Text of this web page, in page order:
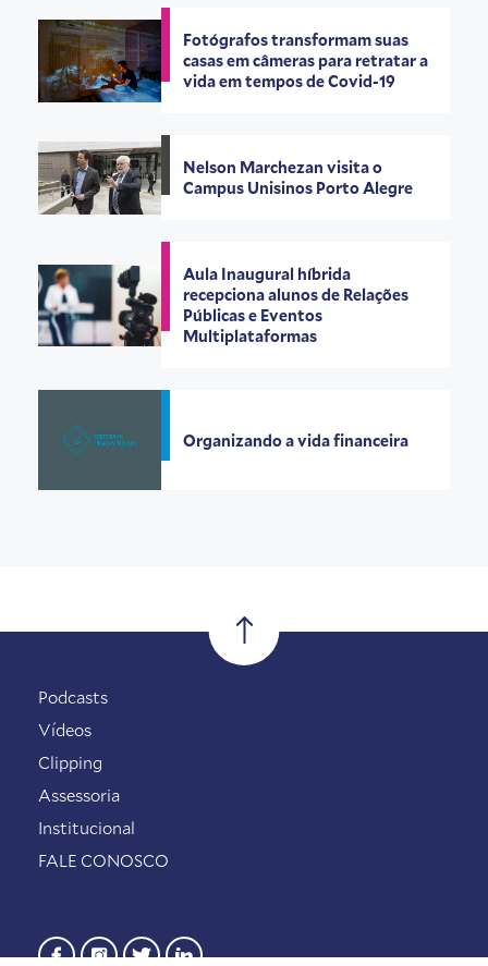
Fotógrafos transformam suas
casas em câmeras para retratar a
vida em tempos de Covid-19
Nelson Marchezan visita o
Campus Unisinos Porto Alegre
Aula Inaugural híbrida
recepciona alunos de Relações
Públicas e Eventos
Multiplataformas
Organizando a vida financeira
Podcasts
Vídeos
Clipping
Assessoria
Institucional
FALE CONOSCO